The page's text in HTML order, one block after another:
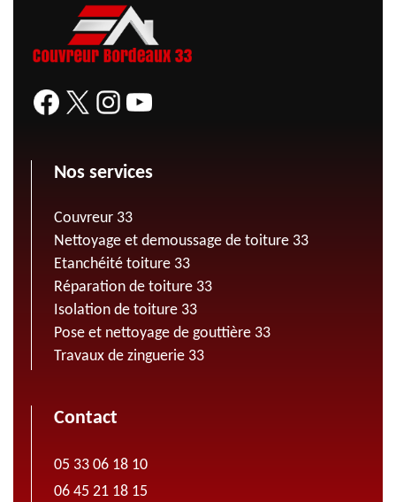
Nos services
Couvreur 33
Nettoyage et demoussage de toiture 33
Etanchéité toiture 33
Réparation de toiture 33
Isolation de toiture 33
Pose et nettoyage de gouttière 33
Travaux de zinguerie 33
Contact
05 33 06 18 10
06 45 21 18 15